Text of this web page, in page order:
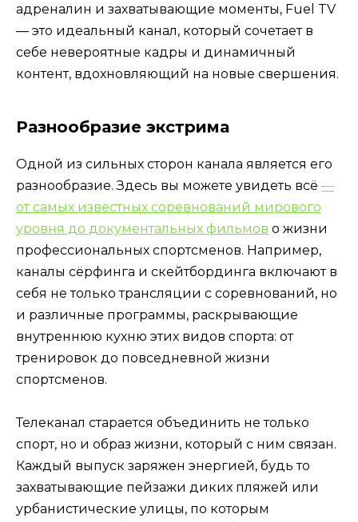
адреналин и захватывающие моменты, Fuel TV
— это идеальный канал, который сочетает в
себе невероятные кадры и динамичный
контент, вдохновляющий на новые свершения.
Разнообразие экстрима
Одной из сильных сторон канала является его
разнообразие. Здесь вы можете увидеть всё —
от самых известных соревнований мирового
уровня до документальных фильмов о жизни
профессиональных спортсменов. Например,
каналы сёрфинга и скейтбординга включают в
себя не только трансляции с соревнований, но
и различные программы, раскрывающие
внутреннюю кухню этих видов спорта: от
тренировок до повседневной жизни
спортсменов.
Телеканал старается объединить не только
спорт, но и образ жизни, который с ним связан.
Каждый выпуск заряжен энергией, будь то
захватывающие пейзажи диких пляжей или
урбанистические улицы, по которым